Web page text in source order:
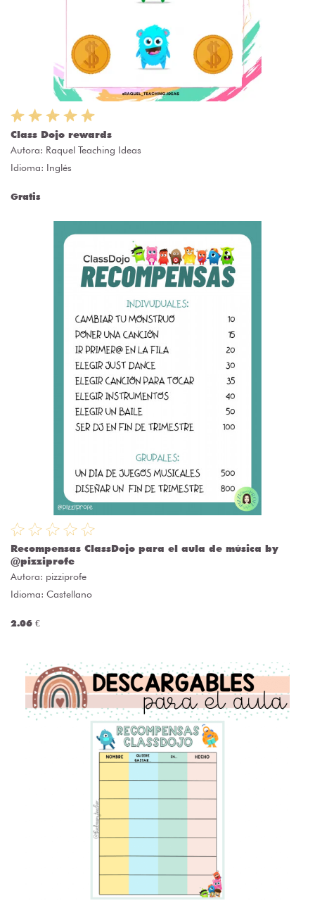
Class Dojo rewards
Autora: Raquel Teaching Ideas
Idioma: Inglés
Gratis
Recompensas ClassDojo para el aula de música by
@pizziprofe
Autora: pizziprofe
Idioma: Castellano
2.06 €